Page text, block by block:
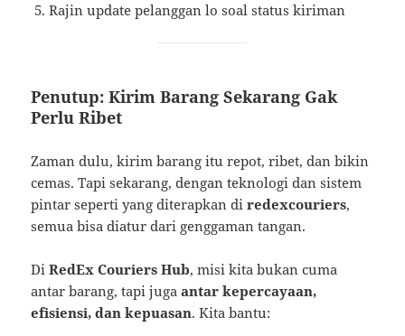
Rajin update pelanggan lo soal status kiriman
Penutup: Kirim Barang Sekarang Gak
Perlu Ribet
Zaman dulu, kirim barang itu repot, ribet, dan bikin
cemas. Tapi sekarang, dengan teknologi dan sistem
pintar seperti yang diterapkan diredexcouriers,
semua bisa diatur dari genggaman tangan.
DiRedEx Couriers Hub, misi kita bukan cuma
antar barang, tapi jugaantar kepercayaan,
efisiensi, dan kepuasan. Kita bantu: